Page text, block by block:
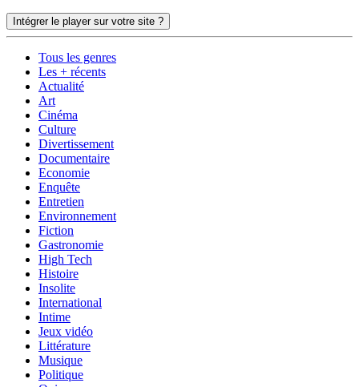
Intégrer le player sur votre site ?
Tous les genres
Les + récents
Actualité
Art
Cinéma
Culture
Divertissement
Documentaire
Economie
Enquête
Entretien
Environnement
Fiction
Gastronomie
High Tech
Histoire
Insolite
International
Intime
Jeux vidéo
Littérature
Musique
Politique